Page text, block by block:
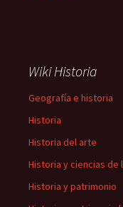
Wiki Historia
Geografía e historia
Historia
Historia del arte
Historia y ciencias de
Historia y patrimonio